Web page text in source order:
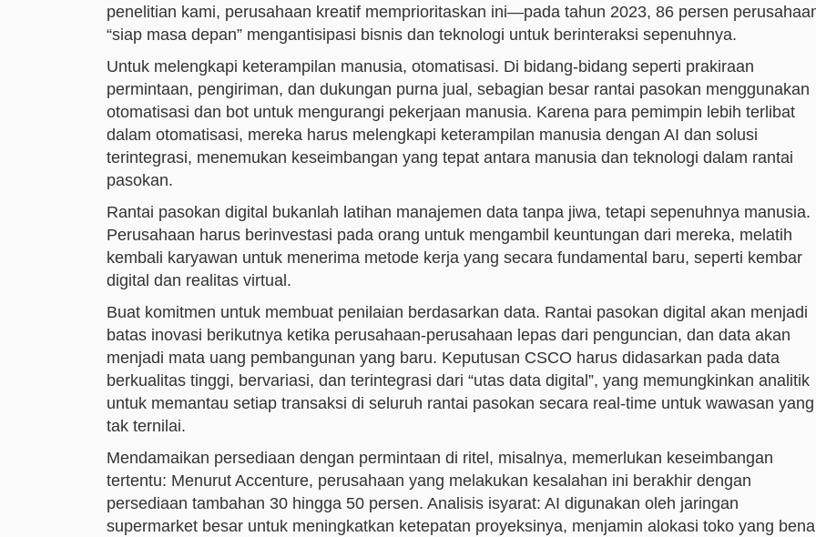
penelitian kami, perusahaan kreatif memprioritaskan ini—pada tahun 2023, 86 persen
“siap masa depan” mengantisipasi bisnis dan teknologi untuk berinteraksi sepenuhnya.
Untuk melengkapi keterampilan manusia, otomatisasi. Di bidang-bidang seperti prakiraan
permintaan, pengiriman, dan dukungan purna jual, sebagian besar rantai pasokan menggunakan
otomatisasi dan bot untuk mengurangi pekerjaan manusia. Karena para pemimpin lebih terlibat
dalam otomatisasi, mereka harus melengkapi keterampilan manusia dengan AI dan solusi
terintegrasi, menemukan keseimbangan yang tepat antara manusia dan teknologi dalam rantai
pasokan.
Rantai pasokan digital bukanlah latihan manajemen data tanpa jiwa, tetapi sepenuhnya manusia.
Perusahaan harus berinvestasi pada orang untuk mengambil keuntungan dari mereka, melatih
kembali karyawan untuk menerima metode kerja yang secara fundamental baru, seperti kembar
digital dan realitas virtual.
Buat komitmen untuk membuat penilaian berdasarkan data. Rantai pasokan digital akan menjadi
batas inovasi berikutnya ketika perusahaan-perusahaan lepas dari penguncian, dan data akan
menjadi mata uang pembangunan yang baru. Keputusan CSCO harus didasarkan pada data
berkualitas tinggi, bervariasi, dan terintegrasi dari “utas data digital”, yang memungkinkan analitik
untuk memantau setiap transaksi di seluruh rantai pasokan secara real-time untuk wawasan yang
tak ternilai.
Mendamaikan persediaan dengan permintaan di ritel, misalnya, memerlukan keseimbangan
tertentu: Menurut Accenture, perusahaan yang melakukan kesalahan ini berakhir dengan
persediaan tambahan 30 hingga 50 persen. Analisis isyarat: AI digunakan oleh jaringan
supermarket besar untuk meningkatkan ketepatan proyeksinya, menjamin alokasi toko yang